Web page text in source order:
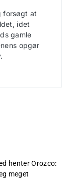
forsøgt at
idet
gamle
opgør
henter Orozco:
meget